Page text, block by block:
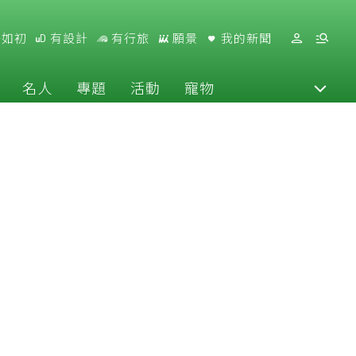
初 有設計 有行旅 願景 我的新聞
名人 專題 活動 寵物